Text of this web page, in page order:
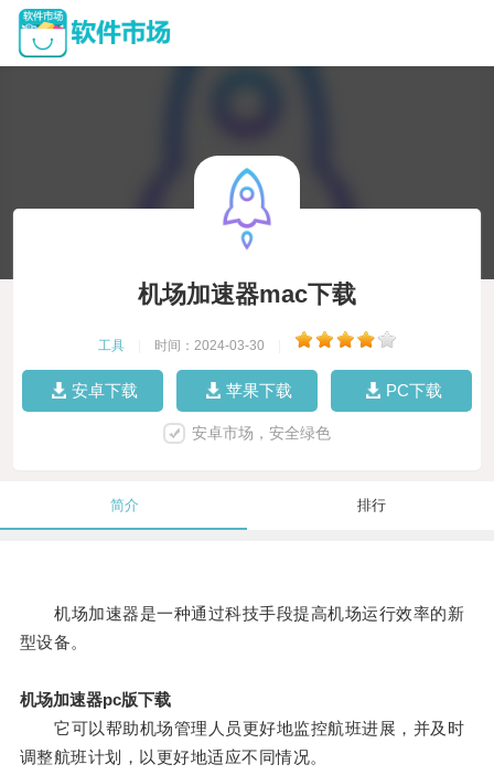
机场加速器mac下载
工具 时间：2024-03-30
安卓下载 苹果下载 PC下载
安卓市场，安全绿色
简介 排行
机场加速器是一种通过科技手段提高机场运行效率的新
型设备。
机场加速器pc版下载
它可以帮助机场管理人员更好地监控航班进展，并及时
调整航班计划，以更好地适应不同情况。